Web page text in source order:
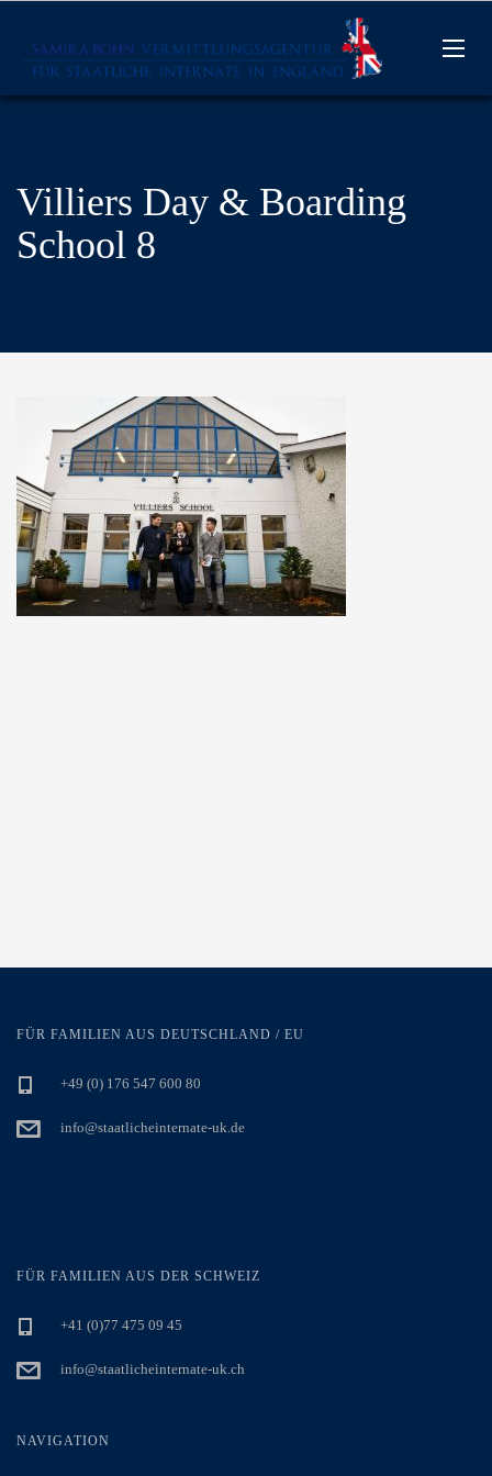
Villiers Day & Boarding
School 8
FÜR FAMILIEN AUS DEUTSCHLAND / EU
+49 (0) 176 547 600 80
info@staatlicheinternate-uk.de
FÜR FAMILIEN AUS DER SCHWEIZ
+41 (0)77 475 09 45
info@staatlicheinternate-uk.ch
NAVIGATION